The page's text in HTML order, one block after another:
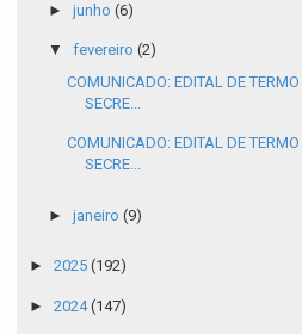
► junho (6)
▼ fevereiro (2)
COMUNICADO: EDITAL DE
SECRE...
COMUNICADO: EDITAL DE
SECRE...
► janeiro (9)
► 2025 (192)
► 2024(147)